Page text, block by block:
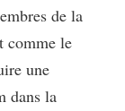
de la
comme le
une
dans la